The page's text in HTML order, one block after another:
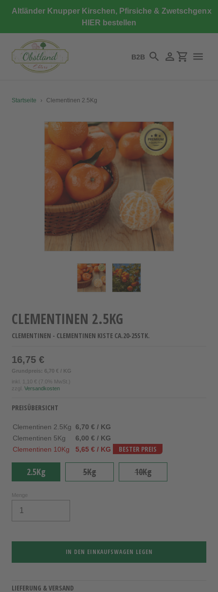
zumAltländer Knupper Kirschen, Pfirsiche & Zwetschgen
HIER bestellen
x
B2B SuchenEinloggen
Startseite › Clementinen 2.5Kg
CLEMENTINEN 2.5KG
CLEMENTINEN - CLEMENTINEN KISTE CA.20-25STK.
16,75 €
Grundpreis: 6,70 € / KG
inkl. 1,10 € (7.0% MwSt.)
zzgl. Versandkosten
PREISÜBERSICHT
Clementinen 2.5Kg 6,70 € / KG
Clementinen 5Kg
6,00 € / KG
Clementinen 10Kg
5,65 € / KG BESTER PREIS
2.5Kg 5Kg 10Kg
Menge
IN DEN EINKAUFSWAGEN LEGEN
LIEFERUNG & VERSAND